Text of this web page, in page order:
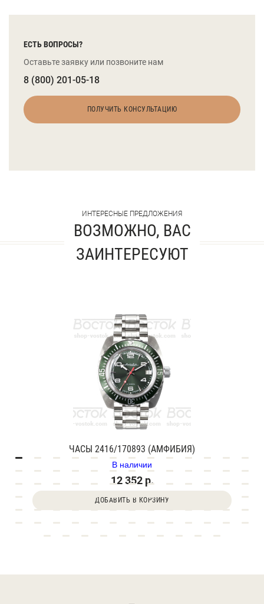
ЕСТЬ ВОПРОСЫ?
Оставьте заявку или позвоните нам
8 (800) 201-05-18
ПОЛУЧИТЬ КОНСУЛЬТАЦИЮ
ИНТЕРЕСНЫЕ ПРЕДЛОЖЕНИЯ
ВОЗМОЖНО, ВАС
ЗАИНТЕРЕСУЮТ
ЧАСЫ 2416/170893 (АМФИБИЯ)
В наличии
12 352 р.
ДОБАВИТЬ В КОРЗИНУ